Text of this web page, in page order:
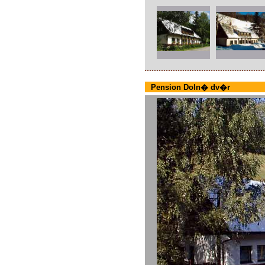
Pension Doln� dv�r